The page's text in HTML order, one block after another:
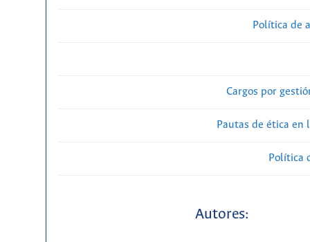
Política de
Cargos por
Pautas de ética en
Política
Autores: